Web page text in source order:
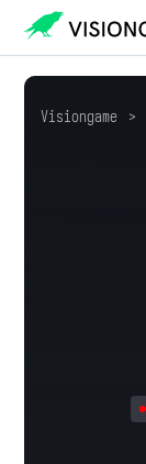
Visiongame >